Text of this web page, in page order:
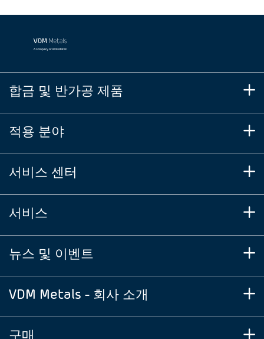
합금 및 반가공 제품
적용 분야
서비스 센터
서비스
뉴스 및 이벤트
VDM Metals - 회사 소개
구매